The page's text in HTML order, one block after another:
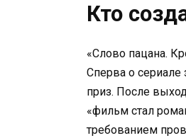
Кто
«Слово пацана.
Сперва о сериале
приз. После
«фильм стал
требованием